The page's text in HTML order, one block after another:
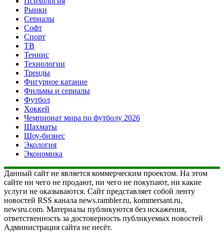
Рынки
Сериалы
Софт
Спорт
ТВ
Теннис
Технологии
Тренды
Фигурное катание
Фильмы и сериалы
Футбол
Хоккей
Чемпионат мира по футболу 2026
Шахматы
Шоу-бизнес
Экология
Экономика
Данный сайт не является коммерческим проектом. На этом
сайте ни чего не продают, ни чего не покупают, ни какие
услуги не оказываются. Сайт представляет собой ленту
новостей RSS канала news.rambler.ru, kommersant.ru,
newsru.com. Материалы публикуются без искажения,
ответственность за достоверность публикуемых новостей
Администрация сайта не несёт.